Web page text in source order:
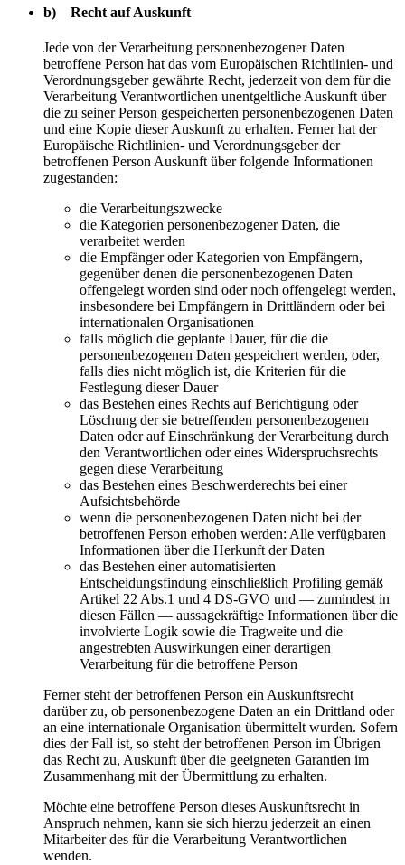
b) Recht auf Auskunft
Jede von der Verarbeitung personenbezogener Daten
betroffene Person hat das vom Europäischen Richtlinien- und
Verordnungsgeber gewährte Recht, jederzeit von dem für die
Verarbeitung Verantwortlichen unentgeltliche Auskunft über
die zu seiner Person gespeicherten personenbezogenen Daten
und eine Kopie dieser Auskunft zu erhalten. Ferner hat der
Europäische Richtlinien- und Verordnungsgeber der
betroffenen Person Auskunft über folgende Informationen
zugestanden:
die Verarbeitungszwecke
die Kategorien personenbezogener Daten, die
verarbeitet werden
die Empfänger oder Kategorien von Empfängern,
gegenüber denen die personenbezogenen Daten
offengelegt worden sind oder noch offengelegt werden,
insbesondere bei Empfängern in Drittländern oder bei
internationalen Organisationen
falls möglich die geplante Dauer, für die die
personenbezogenen Daten gespeichert werden, oder,
falls dies nicht möglich ist, die Kriterien für die
Festlegung dieser Dauer
das Bestehen eines Rechts auf Berichtigung oder
Löschung der sie betreffenden personenbezogenen
Daten oder auf Einschränkung der Verarbeitung durch
den Verantwortlichen oder eines Widerspruchsrechts
gegen diese Verarbeitung
das Bestehen eines Beschwerderechts bei einer
Aufsichtsbehörde
wenn die personenbezogenen Daten nicht bei der
betroffenen Person erhoben werden: Alle verfügbaren
Informationen über die Herkunft der Daten
das Bestehen einer automatisierten
Entscheidungsfindung einschließlich Profiling gemäß
Artikel 22 Abs.1 und 4 DS-GVO und — zumindest in
diesen Fällen — aussagekräftige Informationen über die
involvierte Logik sowie die Tragweite und die
angestrebten Auswirkungen einer derartigen
Verarbeitung für die betroffene Person
Ferner steht der betroffenen Person ein Auskunftsrecht
darüber zu, ob personenbezogene Daten an ein Drittland oder
an eine internationale Organisation übermittelt wurden. Sofern
dies der Fall ist, so steht der betroffenen Person im Übrigen
das Recht zu, Auskunft über die geeigneten Garantien im
Zusammenhang mit der Übermittlung zu erhalten.
Möchte eine betroffene Person dieses Auskunftsrecht in
Anspruch nehmen, kann sie sich hierzu jederzeit an einen
Mitarbeiter des für die Verarbeitung Verantwortlichen
wenden.